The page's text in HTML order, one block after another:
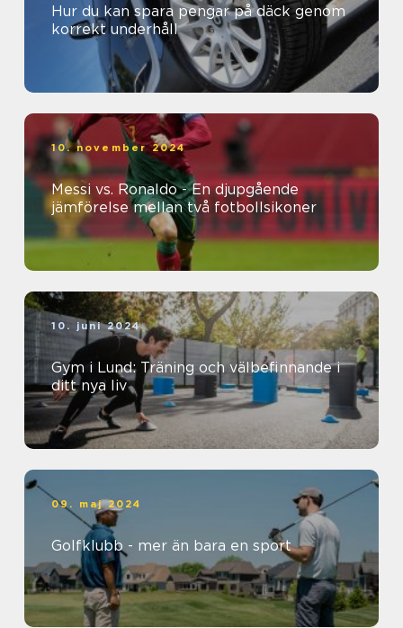
Hur du kan spara pengar på däck genom
korrekt underhåll
10. november 2024
Messi vs. Ronaldo - En djupgående
jämförelse mellan två fotbollsikoner
10. juni 2024
Gym i Lund: Träning och välbefinnande i
ditt nya liv
09. maj 2024
Golfklubb - mer än bara en sport